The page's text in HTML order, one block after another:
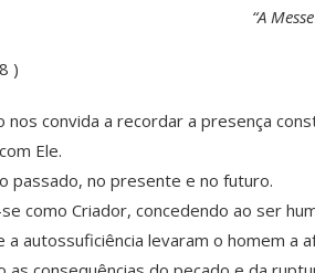
“A
)
nos convida a recordar a presença
Ele.
passado, no presente e no futuro.
como Criador, concedendo ao ser
a autossuficiência levaram o homem